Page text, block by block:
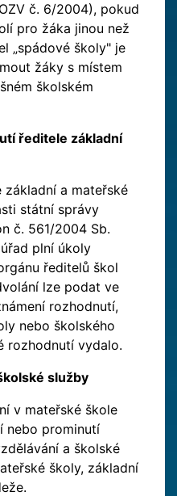
č. 6/2004), pokud
pro žáka jinou než
„spádové školy" je
žáky s místem
školském
ředitele základní
a mateřské
státní správy
č. 561/2004 Sb.
plní úkoly
ředitelů škol
lze podat ve
rozhodnutí,
nebo školského
rozhodnutí vydalo.
služby
v mateřské škole
nebo prominutí
a školské
školy, základní